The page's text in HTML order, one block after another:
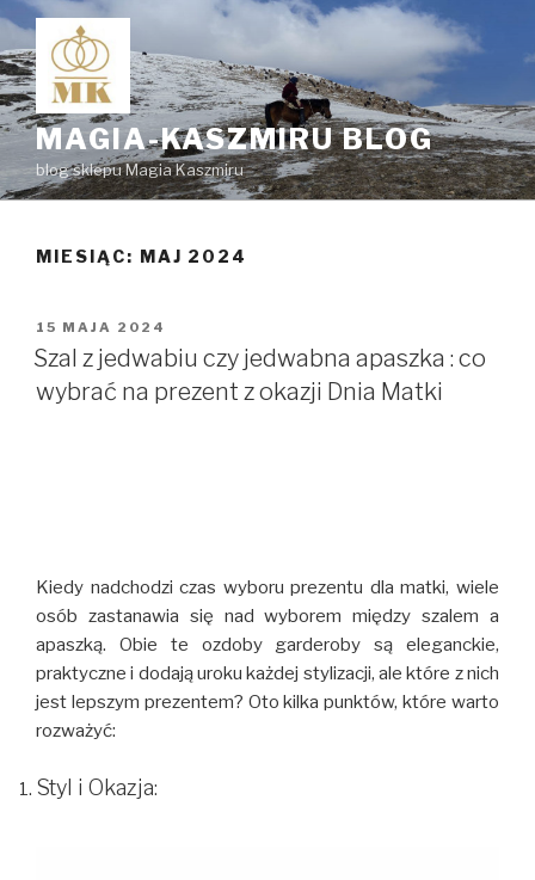
Przejdź
treści
MAGIA-KASZMIRU BLOG
blog sklepu Magia Kaszmiru
MIESIĄC: MAJ 2024
OPUBLIKOWANE
W
15 MAJA 2024
Szal z jedwabiu czy jedwabna apaszka : co
wybrać na prezent z okazji Dnia Matki
Kiedy nadchodzi czas wyboru prezentu dla matki, wiele
osób zastanawia się nad wyborem między szalem a
apaszką. Obie te ozdoby garderoby są eleganckie,
praktyczne i dodają uroku każdej stylizacji, ale które z nich
jest lepszym prezentem? Oto kilka punktów, które warto
rozważyć:
Styl i Okazja: